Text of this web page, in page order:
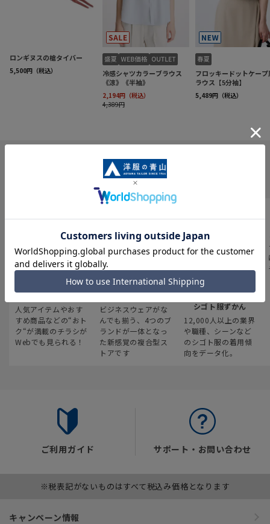
INFORMATION
最新のお買い得情報
人気アイテムやおす
すめ商品などの“おト
ク“が満載のチラシが
Webでも見られる！
スーツスクエア
ビジネスウェアがな
んでも揃う、4つのブ
ランドが一体となっ
た新感覚の複合型ス
トアです
みんなの
シゴト服ずかん
12,000人以上の業界
や職種、シーンなど
のシゴト服の着用傾
向をデータ化。
ご利用ガイド サポート・お問い合わせ
※税表記がないものはすべて税込み価格となります
キャンペーン情報